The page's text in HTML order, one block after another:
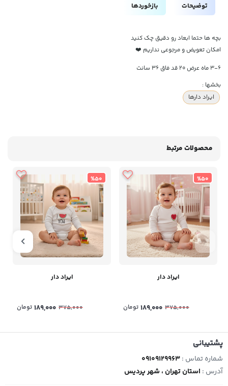
توضیحات بازخوردها
بچه ها حتما ابعاد رو دقیق چک کنید
امکان تعویض و مرجوعی نداریم ❤️
۳-۶ ماه عرض ۲۰ قد فاق ۳۶ سانت
بخشها :
ایراد دارها
محصولات مرتبط
%50
ایراد دار
375,000
189,000 تومان
%50
ایراد دار
375,000
189,000 تومان
پشتیبانی
شماره تماس :09109129963
آدرس : استان تهران ، شهر پردیس